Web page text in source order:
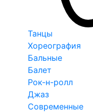
Танцы
Хореография
Бальные
Балет
Рок-н-ролл
Джаз
Современные